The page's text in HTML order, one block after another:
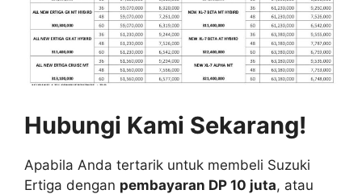
Hubungi Kami Sekarang!
Apabila Anda tertarik untuk membeli Suzuki
Ertiga dengan pembayaran DP 10 juta, atau